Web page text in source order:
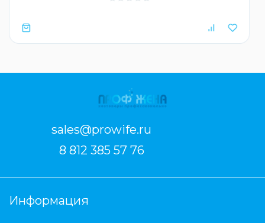
sales@prowife.ru
8 812 385 57 76
Информация